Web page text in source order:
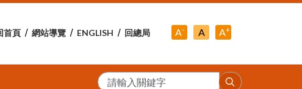
首頁 網站導覽 ENGLISH 回總局 A-
級
A中
A+
級
搜